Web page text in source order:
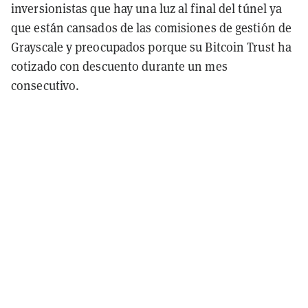
inversionistas que hay una luz al final del túnel ya
que están cansados de las comisiones de gestión de
Grayscale y preocupados porque su Bitcoin Trust ha
cotizado con descuento durante un mes
consecutivo.